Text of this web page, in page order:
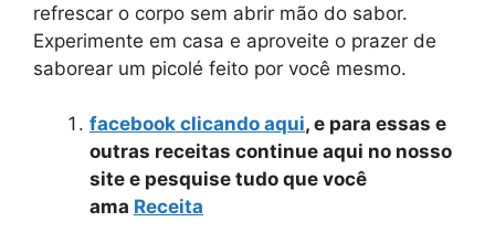
refrescar o corpo sem abrir mão do sabor.
Experimente em casa e aproveite o prazer de
saborear um picolé feito por você mesmo.
facebook clicando aqui, e para essas e
outras receitas continue aqui no nosso
site e pesquise tudo que você
ama Receita